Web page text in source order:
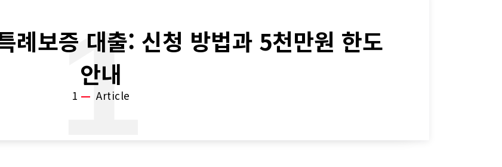
례보증 대출: 신청 방법과 5천만원 한도
안내
1 Article
1